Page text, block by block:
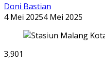
Doni Bastian
4 Mei 20254 Mei 2025
3,901